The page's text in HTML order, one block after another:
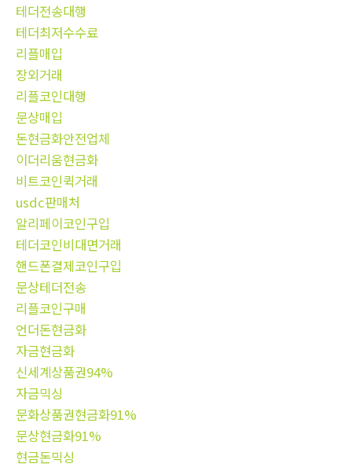
테더전송대행
테더최저수수료
리플매입
장외거래
리플코인대행
문상매입
돈현금화안전업체
이더리움현금화
비트코인퀵거래
usdc판매처
알리페이코인구입
테더코인비대면거래
핸드폰결제코인구입
문상테더전송
리플코인구매
언더돈현금화
자금현금화
신세계상품권94%
자금믹싱
문화상품권현금화91%
문상현금화91%
현금돈믹싱